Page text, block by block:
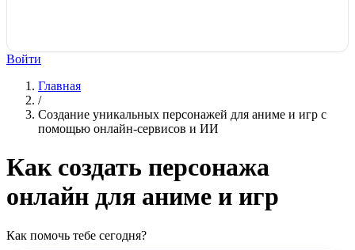
Войти
Главная
/
Создание уникальных персонажей для аниме и игр с
помощью онлайн-сервисов и ИИ
Как создать персонажа
онлайн для аниме и игр
Как помочь тебе сегодня?